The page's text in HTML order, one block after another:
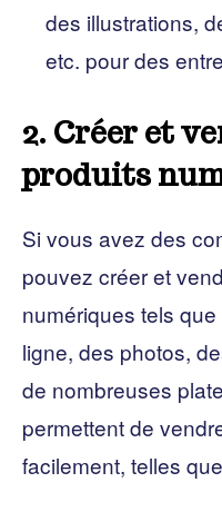
des illustrations,
etc. pour des
2. Créer et
produits
Si vous avez des
pouvez créer et
numériques tels
ligne, des photos,
de nombreuses
permettent de
facilement, telles